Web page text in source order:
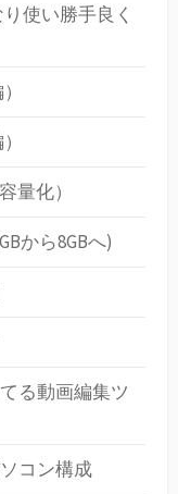
使い勝手良く
量化）
から8GBへ)
る動画編集ツ
コン構成